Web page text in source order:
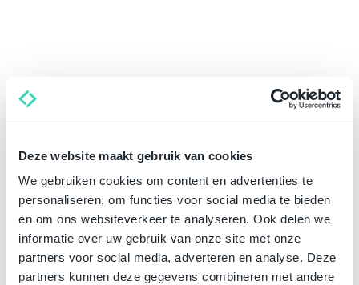
Deze website maakt gebruik van cookies
We gebruiken cookies om content en advertenties te
personaliseren, om functies voor social media te bieden
en om ons websiteverkeer te analyseren. Ook delen we
informatie over uw gebruik van onze site met onze
partners voor social media, adverteren en analyse. Deze
partners kunnen deze gegevens combineren met andere